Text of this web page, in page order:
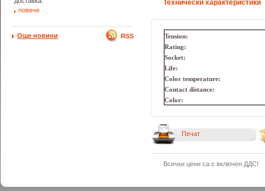
повече
Още новини RSS
Технически характеристики
Tension:
Rating:
Socket:
Life:
Color temperature:
Contact distance:
Color:
Печат
Всички цени са с включен ДДС!